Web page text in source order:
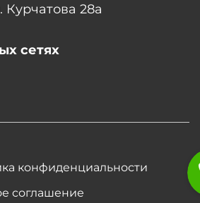
конфиденциальности
соглашение
Курчатова 28а
сетях